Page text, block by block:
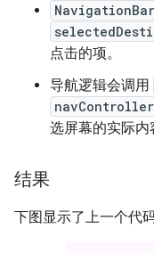
点击的项。
导航逻辑会调用
navController
选屏幕的实际内
结果
下图显示了上一个代